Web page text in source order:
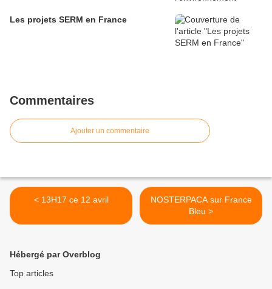
Les projets SERM en France
Commentaires
Ajouter un commentaire
< 13H17 ce 12 avril
NOSTERPACA sur France
Bleu >
Hébergé par Overblog
Top articles